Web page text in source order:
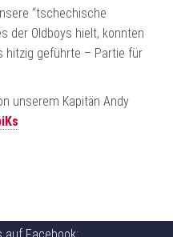
“tschechische
der Oldboys hielt, konnten
hitzig geführte – Partie für
unserem Kapitän Andy